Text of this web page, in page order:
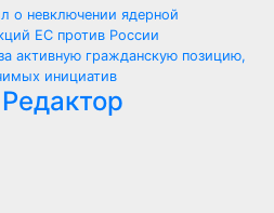
о невключении ядерной
ЕС против России
активную гражданскую позицию,
инициатив
Редактор